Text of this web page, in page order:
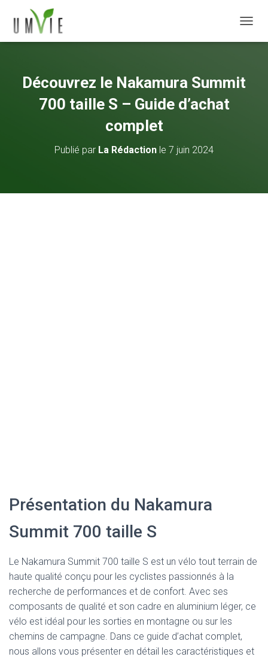
Découvrez le Nakamura Summit
700 taille S – Guide d’achat
complet
Publié par La Rédaction le 7 juin 2024
Présentation du Nakamura
Summit 700 taille S
Le Nakamura Summit 700 taille S est un vélo tout terrain de
haute qualité conçu pour les cyclistes passionnés à la
recherche de performances et de confort. Avec ses
composants de qualité et son cadre en aluminium léger, ce
vélo est idéal pour les sorties en montagne ou sur les
chemins de campagne. Dans ce guide d’achat complet,
nous allons vous présenter en détail les caractéristiques et